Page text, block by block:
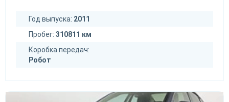
Год выпуска: 2011
Пробег: 310811 км
Коробка передач:
Робот